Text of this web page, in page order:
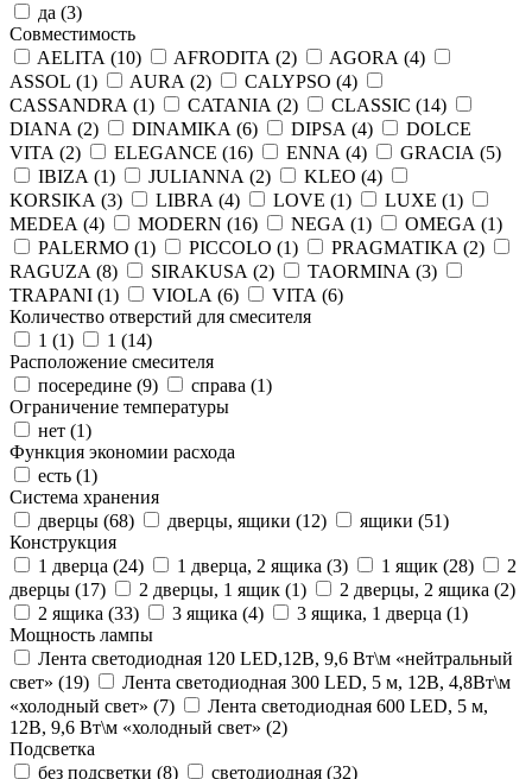
да (3)
Совместимость
AELITA (10) AFRODITA (2) AGORA (4)
ASSOL (1) AURA (2) CALYPSO (4)
CASSANDRA (1) CATANIA (2) CLASSIC (14)
DIANA (2) DINAMIKA (6) DIPSA (4)
DOLCE
VITA (2) ELEGANCE (16) ENNA (4) GRACIA (5)
IBIZA (1) JULIANNA (2) KLEO (4)
KORSIKA (3) LIBRA (4) LOVE (1) LUXE (1)
MEDEA (4) MODERN (16) NEGA (1) OMEGA (1)
PALERMO (1) PICCOLO (1) PRAGMATIKA (2)
RAGUZA (8) SIRAKUSA (2) TAORMINA (3)
TRAPANI (1) VIOLA (6) VITA (6)
Количество отверстий для смесителя
1 (1) 1 (14)
Расположение смесителя
посередине (9) справа (1)
Ограничение температуры
нет (1)
Функция экономии расхода
есть (1)
Система хранения
дверцы (68) дверцы, ящики (12) ящики (51)
Конструкция
1 дверца (24) 1 дверца, 2 ящика (3) 1 ящик (28)
2
дверцы (17) 2 дверцы, 1 ящик (1) 2 дверцы, 2 ящика (2)
2 ящика (33) 3 ящика (4) 3 ящика, 1 дверца (1)
Мощность лампы
Лента светодиодная 120 LED,12В, 9,6 Вт\м «нейтральный
свет» (19)
Лента светодиодная 300 LED, 5 м, 12В, 4,8Вт\м
«холодный свет» (7)
Лента светодиодная 600 LED, 5 м,
12В, 9,6 Вт\м «холодный свет» (2)
Подсветка
без подсветки (8) светодиодная (32)